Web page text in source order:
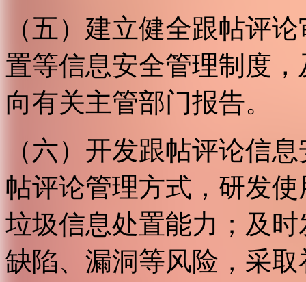
（五）建立健全跟帖评
置等信息安全管理制度
向有关主管部门报告。
（六）开发跟帖评论信
帖评论管理方式，研发
垃圾信息处置能力；及
缺陷、漏洞等风险，采